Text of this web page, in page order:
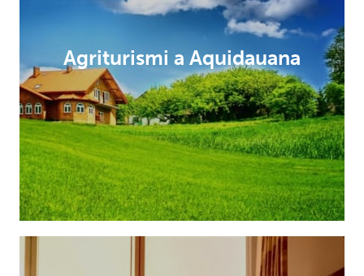
Agriturismi a Aquidauana